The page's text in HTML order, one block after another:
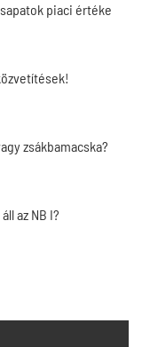
piaci értéke
zsákbamacska?
az NB I?